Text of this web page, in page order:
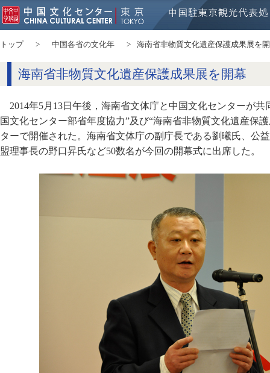
トップ 中国各省の文化年 海南省非物質文化遺産保護成果展を
海南省非物質文化遺産保護成果展を開幕
2014年5月13日午後，海南省文体庁と中国文化センターが共
国文化センター部省年度協力”及び“海南省非物質文化遺産保
ターで開催された。海南省文体庁の副庁長である劉曦氏、公
盟理事長の野口昇氏など50数名が今回の開幕式に出席した。